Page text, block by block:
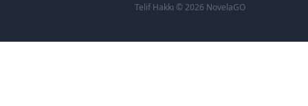
Telif Hakkı © 2026 NovelaGO